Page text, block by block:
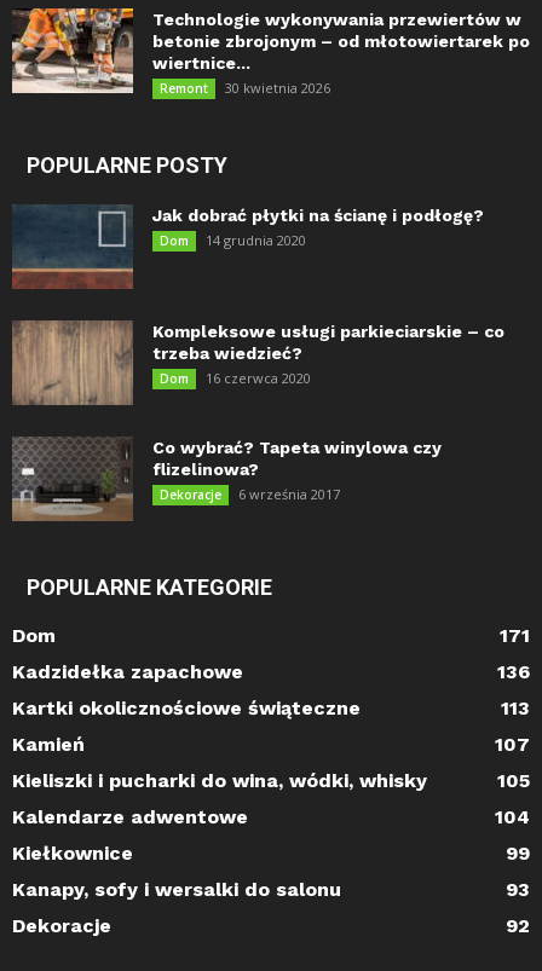
Technologie wykonywania przewiertów w
betonie zbrojonym – od młotowiertarek po
wiertnice...
Remont 30 kwietnia 2026
POPULARNE POSTY
Jak dobrać płytki na ścianę i podłogę?
Dom 14 grudnia 2020
Kompleksowe usługi parkieciarskie – co
trzeba wiedzieć?
Dom 16 czerwca 2020
Co wybrać? Tapeta winylowa czy
flizelinowa?
Dekoracje 6 września 2017
POPULARNE KATEGORIE
Dom
171
Kadzidełka zapachowe
136
Kartki okolicznościowe świąteczne
113
Kamień
107
Kieliszki i pucharki do wina, wódki, whisky
105
Kalendarze adwentowe
104
Kiełkownice
99
Kanapy, sofy i wersalki do salonu
93
Dekoracje
92